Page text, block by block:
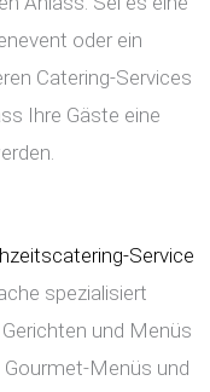
oder ein
Catering-Services
Ihre Gäste eine
Service
spezialisiert
und Menüs
Gourmet-Menüs und